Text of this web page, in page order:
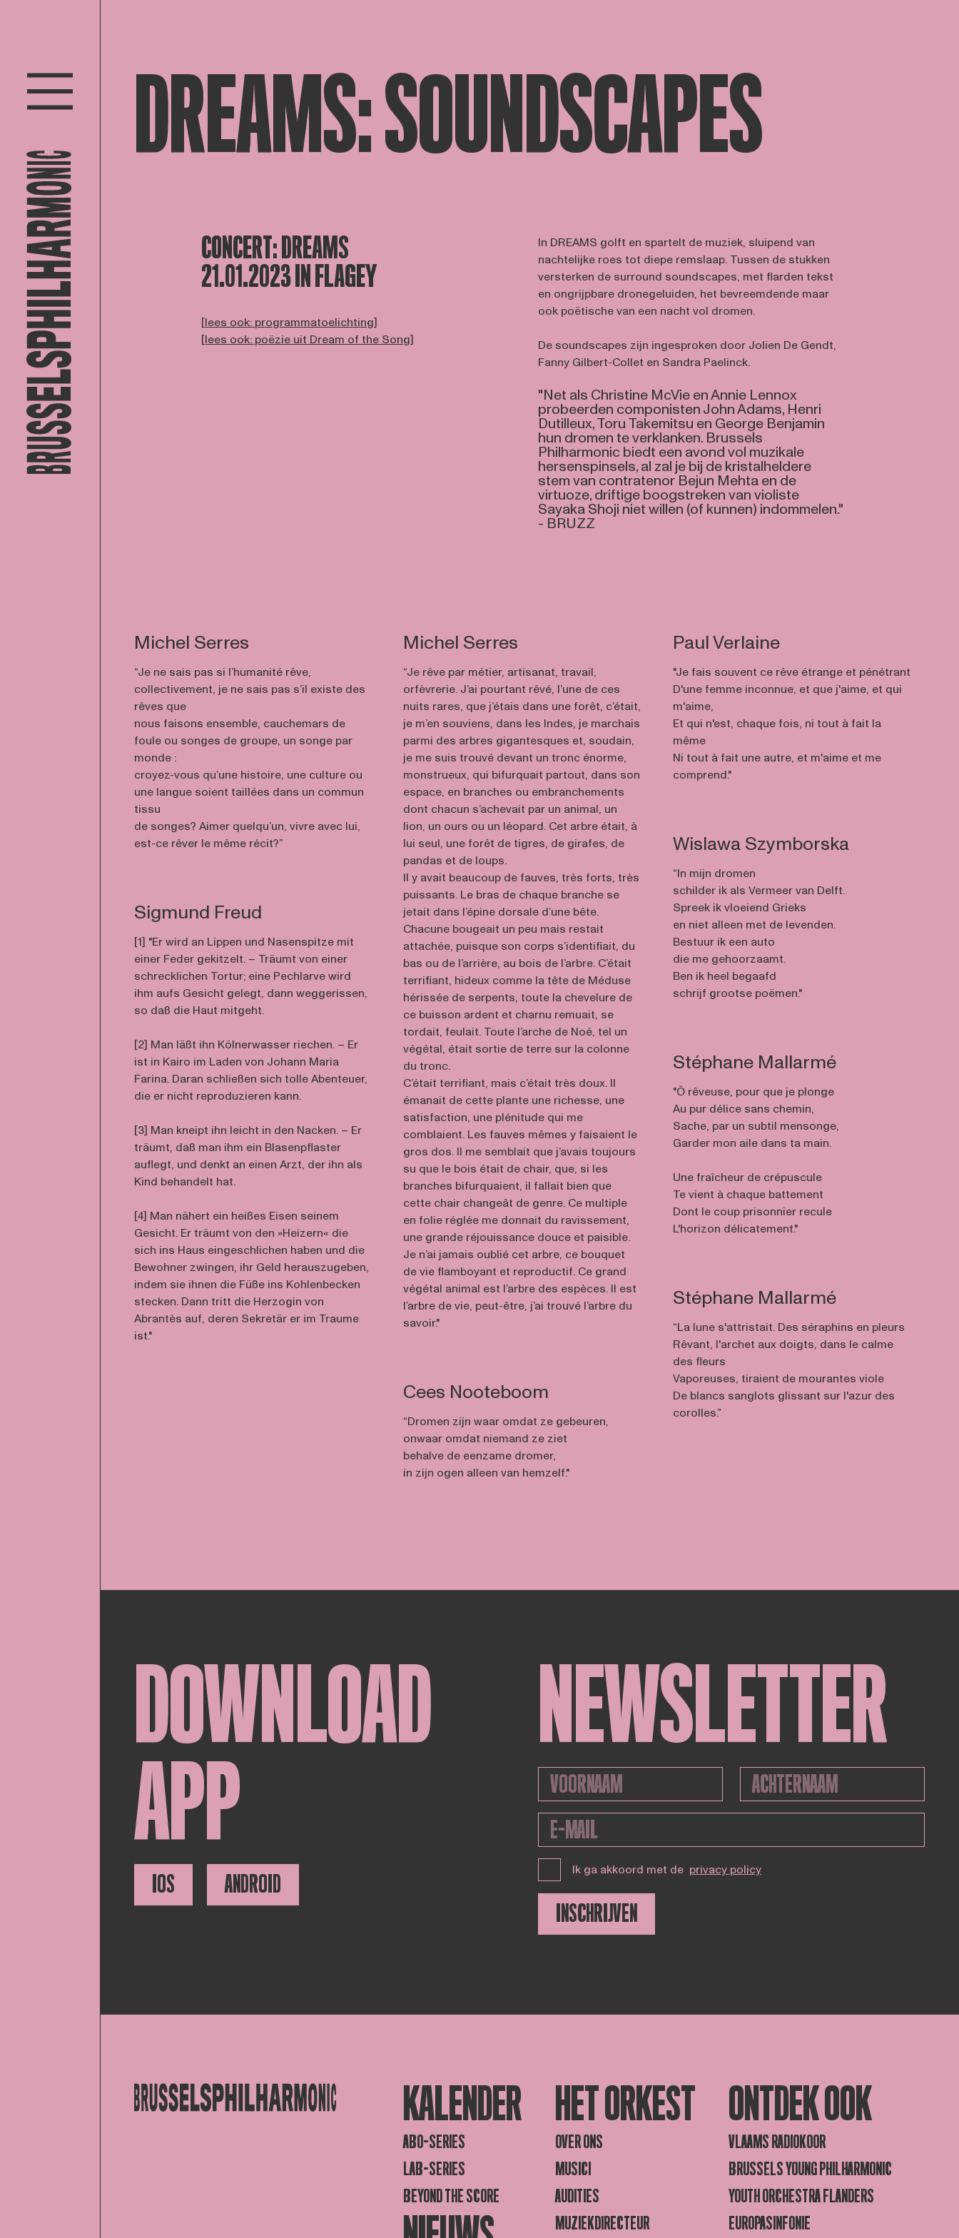
DREAMS: SOUNDSCAPES
CONCERT: DREAMS
21.01.2023 IN FLAGEY
[lees ook: programmatoelichting]
[lees ook: poëzie uit Dream of the Song]
In DREAMS golft en spartelt de muziek, sluipend van
nachtelijke roes tot diepe remslaap. Tussen de stukken
versterken de surround soundscapes, met flarden tekst
en ongrijpbare dronegeluiden, het bevreemdende maar
ook poëtische van een nacht vol dromen.
De soundscapes zijn ingesproken door Jolien De Gendt,
Fanny Gilbert-Collet en Sandra Paelinck.
"Net als Christine McVie en Annie Lennox
probeerden componisten John Adams, Henri
Dutilleux, Toru Takemitsu en George Benjamin
hun dromen te verklanken. Brussels
Philharmonic biedt een avond vol muzikale
hersenspinsels, al zal je bij de kristalheldere
stem van contratenor Bejun Mehta en de
virtuoze, driftige boogstreken van violiste
Sayaka Shoji niet willen (of kunnen) indommelen."
- BRUZZ
Michel Serres
“Je ne sais pas si l’humanité rêve,
collectivement, je ne sais pas s’il existe des
rêves que
nous faisons ensemble, cauchemars de
foule ou songes de groupe, un songe par
monde :
croyez-vous qu’une histoire, une culture ou
une langue soient taillées dans un commun
tissu
de songes? Aimer quelqu’un, vivre avec lui,
est-ce rêver le même récit?”
Sigmund Freud
[1] "Er wird an Lippen und Nasenspitze mit
einer Feder gekitzelt. – Träumt von einer
schrecklichen Tortur; eine Pechlarve wird
ihm aufs Gesicht gelegt, dann weggerissen,
so daß die Haut mitgeht.
[2] Man läßt ihn Kölnerwasser riechen. – Er
ist in Kairo im Laden von Johann Maria
Farina. Daran schließen sich tolle Abenteuer,
die er nicht reproduzieren kann.
[3] Man kneipt ihn leicht in den Nacken. – Er
träumt, daß man ihm ein Blasenpflaster
auflegt, und denkt an einen Arzt, der ihn als
Kind behandelt hat.
[4] Man nähert ein heißes Eisen seinem
Gesicht. Er träumt von den »Heizern« die
sich ins Haus eingeschlichen haben und die
Bewohner zwingen, ihr Geld herauszugeben,
indem sie ihnen die Füße ins Kohlenbecken
stecken. Dann tritt die Herzogin von
Abrantès auf, deren Sekretär er im Traume
ist."
Michel Serres
“Je rêve par métier, artisanat, travail,
orfèvrerie. J’ai pourtant rêvé, l’une de ces
nuits rares, que j’étais dans une forêt, c’était,
je m’en souviens, dans les Indes, je marchais
parmi des arbres gigantesques et, soudain,
je me suis trouvé devant un tronc énorme,
monstrueux, qui bifurquait partout, dans son
espace, en branches ou embranchements
dont chacun s’achevait par un animal, un
lion, un ours ou un léopard. Cet arbre était, à
lui seul, une forêt de tigres, de girafes, de
pandas et de loups.
Il y avait beaucoup de fauves, très forts, très
puissants. Le bras de chaque branche se
jetait dans l’épine dorsale d’une bête.
Chacune bougeait un peu mais restait
attachée, puisque son corps s’identifiait, du
bas ou de l’arrière, au bois de l’arbre. C’était
terrifiant, hideux comme la tête de Méduse
hérissée de serpents, toute la chevelure de
ce buisson ardent et charnu remuait, se
tordait, feulait. Toute l’arche de Noé, tel un
végétal, était sortie de terre sur la colonne
du tronc.
C’était terrifiant, mais c’était très doux. Il
émanait de cette plante une richesse, une
satisfaction, une plénitude qui me
comblaient. Les fauves mêmes y faisaient le
gros dos. Il me semblait que j’avais toujours
su que le bois était de chair, que, si les
branches bifurquaient, il fallait bien que
cette chair changeât de genre. Ce multiple
en folie réglée me donnait du ravissement,
une grande réjouissance douce et paisible.
Je n’ai jamais oublié cet arbre, ce bouquet
de vie flamboyant et reproductif. Ce grand
végétal animal est l’arbre des espèces. Il est
l’arbre de vie, peut-être, j’ai trouvé l’arbre du
savoir."
Cees Nooteboom
“Dromen zijn waar omdat ze gebeuren,
onwaar omdat niemand ze ziet
behalve de eenzame dromer,
in zijn ogen alleen van hemzelf."
Paul Verlaine
"Je fais souvent ce rêve étrange et pénétrant
D'une femme inconnue, et que j'aime, et qui
m'aime,
Et qui n'est, chaque fois, ni tout à fait la
même
Ni tout à fait une autre, et m'aime et me
comprend."
Wislawa Szymborska
“In mijn dromen
schilder ik als Vermeer van Delft.
Spreek ik vloeiend Grieks
en niet alleen met de levenden.
Bestuur ik een auto
die me gehoorzaamt.
Ben ik heel begaafd
schrijf grootse poëmen."
Stéphane Mallarmé
"Ô rêveuse, pour que je plonge
Au pur délice sans chemin,
Sache, par un subtil mensonge,
Garder mon aile dans ta main.
Une fraîcheur de crépuscule
Te vient à chaque battement
Dont le coup prisonnier recule
L'horizon délicatement."
Stéphane Mallarmé
“La lune s'attristait. Des séraphins en pleurs
Rêvant, l'archet aux doigts, dans le calme
des fleurs
Vaporeuses, tiraient de mourantes viole
De blancs sanglots glissant sur l'azur des
corolles.”
DOWNLOAD
APP
IOS ANDROID
NEWSLETTER
Ik ga akkoord met de privacy policy
INSCHRIJVEN
KALENDER
ABO-SERIES
LAB-SERIES
BEYOND THE SCORE
HET ORKEST
OVER ONS
MUSICI
AUDITIES
MUZIEKDIRECTEUR
ONTDEK OOK
VLAAMS RADIOKOOR
BRUSSELS YOUNG PHILHARMONIC
YOUTH ORCHESTRA FLANDERS
EUROPASINFONIE